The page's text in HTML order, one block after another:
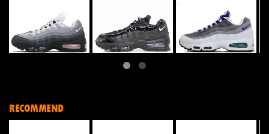
RECOMMEND